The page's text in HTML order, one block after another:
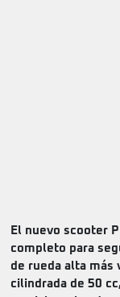
El nuevo scooter
completo para
de rueda alta más
cilindrada de 50